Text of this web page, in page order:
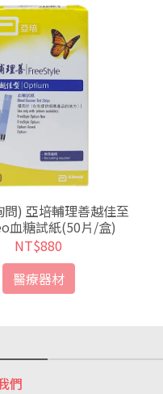
問) 亞培輔理善越佳至
血糖試紙(50片/盒)
NT$880
醫療器材
們